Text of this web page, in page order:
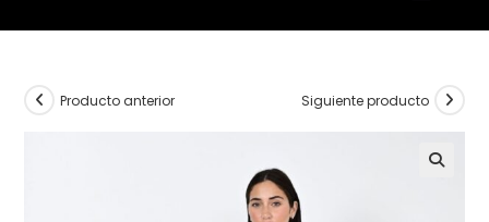
Producto anterior Siguiente producto